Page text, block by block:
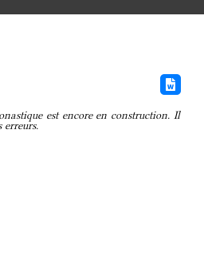
est encore en construction. Il
erreurs.